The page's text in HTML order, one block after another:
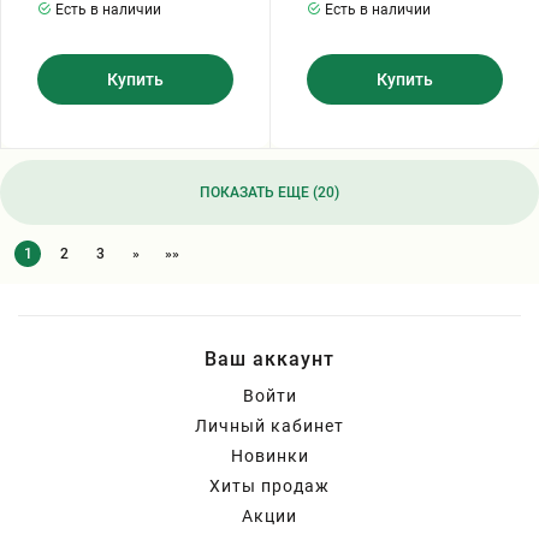
Есть в наличии
Купить
Есть в наличии
Купить
ПОКАЗАТЬ ЕЩЕ (20)
1 2 3 » »»
Ваш аккаунт
Войти
Личный кабинет
Новинки
Хиты продаж
Акции